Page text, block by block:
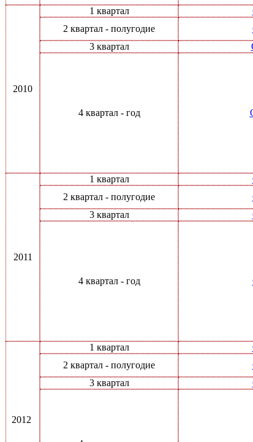
2010
1 квартал
2 квартал - полугодие
3 квартал
4 квартал - год
2011
1 квартал
2 квартал - полугодие
3 квартал
4 квартал - год
2012
1 квартал
2 квартал - полугодие
3 квартал